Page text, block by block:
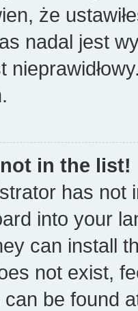
że
nadal jest
in the list!
has not
into your
can install
not exist,
be found